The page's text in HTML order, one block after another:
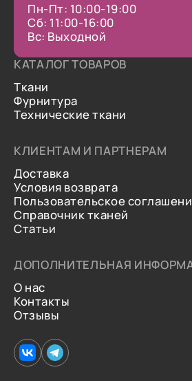
Пн-Пт: 10:00-19:00
Сб: 11:00-16:00
Вс: Выходной
КАТАЛОГ ТОВАРОВ
Ткани
Фурнитура
Технические ткани
КЛИЕНТАМ И ПАРТНЕРАМ
Доставка
Условия возврата
Пользовательское
Справочник тканей
Статьи
ДОПОЛНИТЕЛЬНАЯ
О нас
Контакты
Отзывы